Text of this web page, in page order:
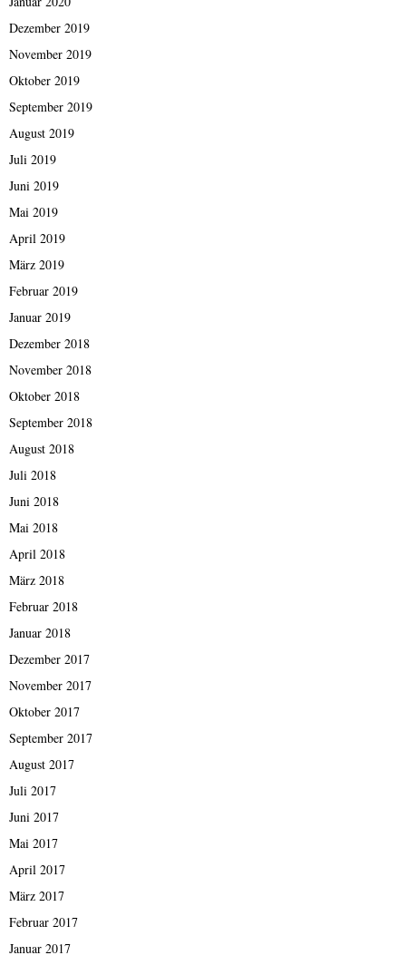
Dezember 2019
November 2019
Oktober 2019
September 2019
August 2019
Juli 2019
Juni 2019
Mai 2019
April 2019
März 2019
Februar 2019
Januar 2019
Dezember 2018
November 2018
Oktober 2018
September 2018
August 2018
Juli 2018
Juni 2018
Mai 2018
April 2018
März 2018
Februar 2018
Januar 2018
Dezember 2017
November 2017
Oktober 2017
September 2017
August 2017
Juli 2017
Juni 2017
Mai 2017
April 2017
März 2017
Februar 2017
Januar 2017